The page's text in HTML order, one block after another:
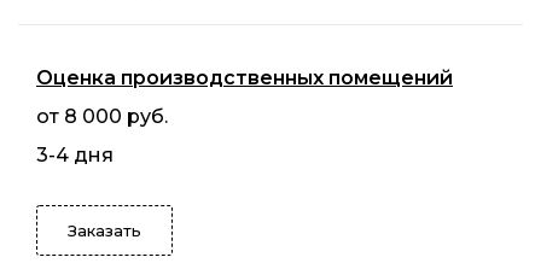
Оценка производственных помещений
от 8 000 руб.
3-4 дня
Заказать